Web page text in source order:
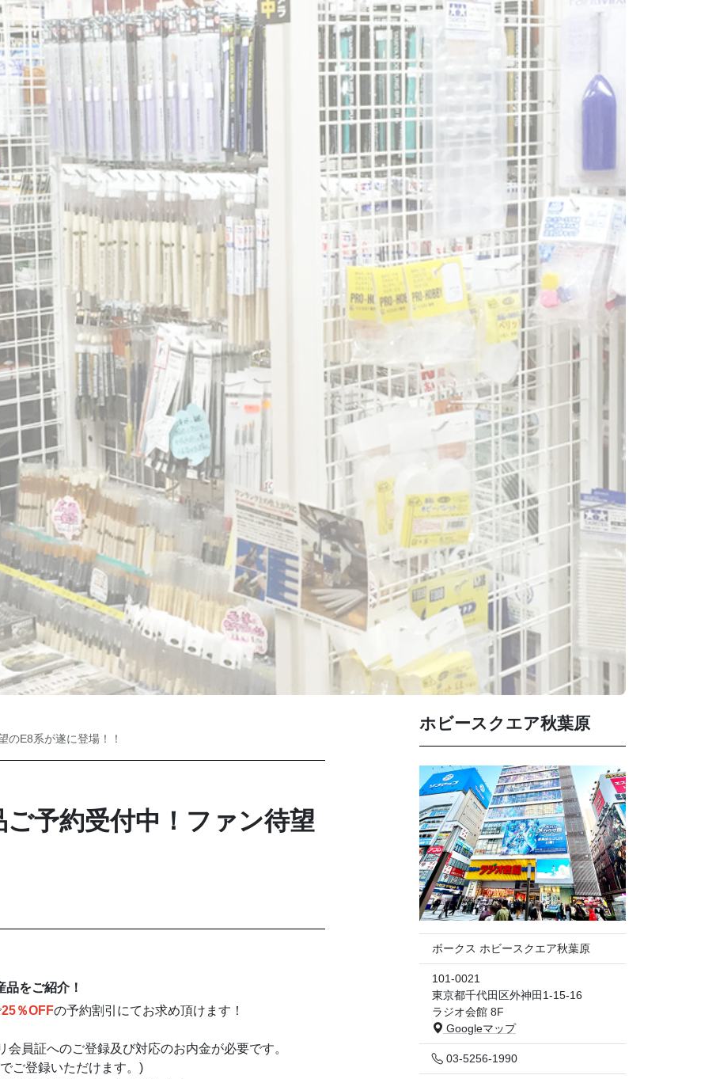
のE8系が遂に登場！！
予約受付中！ファン待望
をご紹介！
25％OFFの予約割引にてお求め頂けます！
員証へのご登録及び対応のお内金が必要です。
ご登録いただけます。)
ホビースクエア秋葉原
ボークス ホビースクエア秋葉原
101-0021
東京都千代田区外神田1-15-16
ラジオ会館 8F
Googleマップ
03-5256-1990